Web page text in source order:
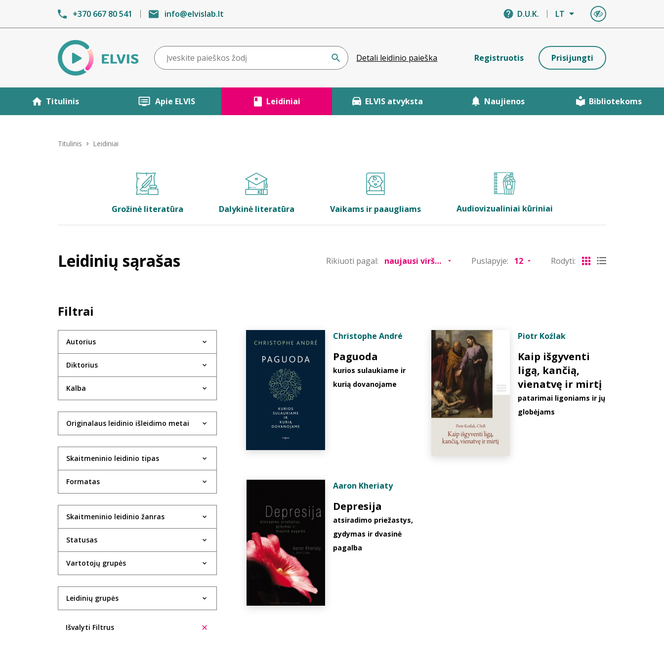
+370 667 80 541 info@elvislab.lt D.U.K. LT
Detali leidinio paieška Registruotis Prisijungti
Titulinis Apie ELVIS Leidiniai ELVIS atvyksta Naujienos Bibliotekoms
Titulinis Leidiniai
Grožinė literatūra Dalykinė literatūra Vaikams ir paaugliams Audiovizualiniai kūriniai
Leidinių sąrašas Rikiuoti pagal: Puslapyje: Rodyti:
Filtrai
Autorius
Diktorius
Kalba
Originalaus leidinio išleidimo metai
Skaitmeninio leidinio tipas
Formatas
Skaitmeninio leidinio žanras
Statusas
Vartotojų grupės
Leidinių grupės
Išvalyti Filtrus
Christophe André
Paguoda
kurios sulaukiame ir
kurią dovanojame
Piotr Koźlak
Kaip išgyventi
ligą, kančią,
vienatvę ir mirtį
patarimai ligoniams ir jų
globėjams
Aaron Kheriaty
Depresija
atsiradimo priežastys,
gydymas ir dvasinė
pagalba